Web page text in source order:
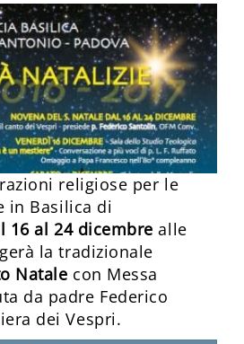
religiose per le
in Basilica di
16 al 24 dicembre alle
la tradizionale
Natale con Messa
da padre Federico
dei Vespri.